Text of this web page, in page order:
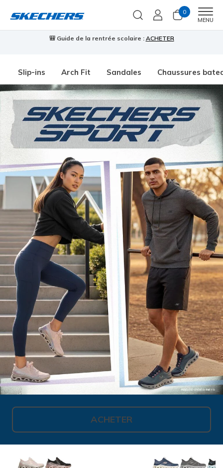
0
MENU
🎒 Guide de la rentrée scolaire : ACHETER
Slip-ins Arch Fit Sandales Chaussures
ACHETER